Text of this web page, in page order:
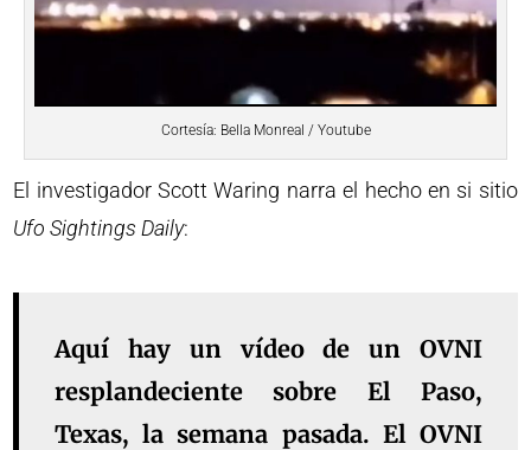
Cortesía: Bella Monreal / Youtube
El investigador Scott Waring narra el hecho en si sitio
Ufo Sightings Daily:
Aquí hay un vídeo de un OVNI
resplandeciente sobre El Paso,
Texas, la semana pasada. El OVNI